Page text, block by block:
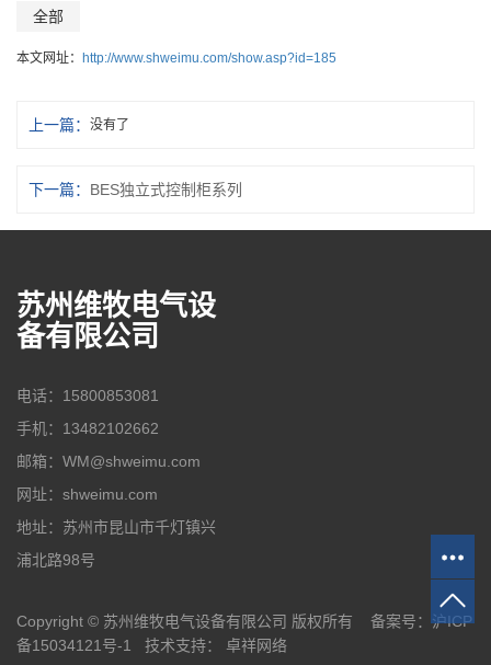
全部
本文网址： http://www.shweimu.com/show.asp?id=185
上一篇： 没有了
下一篇： BES独立式控制柜系列
苏州维牧电气设
备有限公司
电话：15800853081
手机：13482102662
邮箱：WM@shweimu.com
网址：shweimu.com
地址：苏州市昆山市千灯镇兴
浦北路98号
Copyright © 苏州维牧电气设备有限公司 版权所有 备案号：沪ICP
备15034121号-1
技术支持： 卓祥网络